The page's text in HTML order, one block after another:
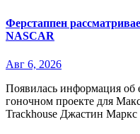
Ферстаппен
NASCAR
Авг 6, 2026
Появилась информация об еще одном потенциальном
гоночном проекте для
Trackhouse Джастин